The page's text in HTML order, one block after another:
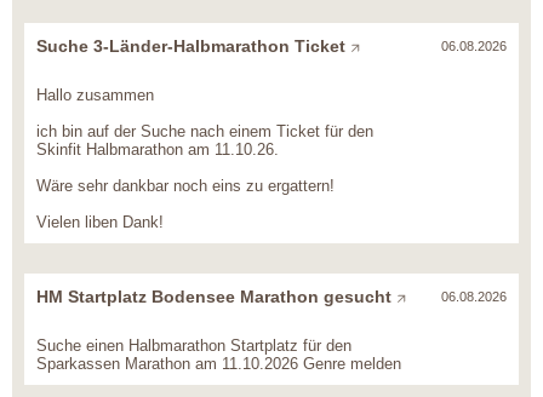
Suche 3-Länder-Halbmarathon Ticket 06.08.2026
Hallo zusammen
ich bin auf der Suche nach einem Ticket für den
Skinfit Halbmarathon am 11.10.26.
Wäre sehr dankbar noch eins zu ergattern!
Vielen liben Dank!
HM Startplatz Bodensee Marathon gesucht 06.08.2026
Suche einen Halbmarathon Startplatz für den
Sparkassen Marathon am 11.10.2026 Genre melden